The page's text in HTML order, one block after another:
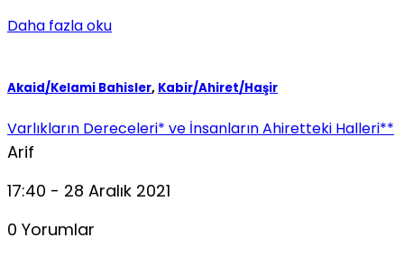
Daha fazla oku
Akaid/Kelami Bahisler, Kabir/Ahiret/Haşir
Varlıkların Dereceleri* ve İnsanların Ahiretteki Halleri**
Arif
17:40 - 28 Aralık 2021
0 Yorumlar